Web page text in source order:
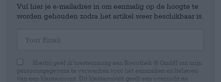
Vul hier je e-mailadres in om eenmalig op de hoogte te
worden gehouden zodra het artikel weer beschikbaar is.
Hierbij geef ik toestemming aan Bierothek ® GmbH om mijn
persoonsgegevens te verwerken voor het aanmaken en beheren
van een klantaccount. Dit klantaccount geeft een overzicht en